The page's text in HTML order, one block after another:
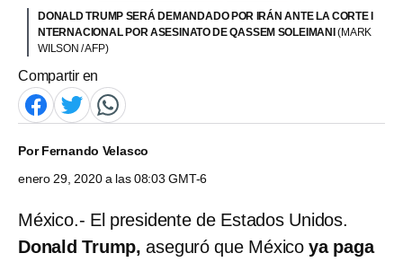
DONALD TRUMP SERÁ DEMANDADO POR IRÁN ANTE LA CORTE I
NTERNACIONAL POR ASESINATO DE QASSEM SOLEIMANI(MARK
WILSON / AFP)
Compartir en
PorFernando Velasco
enero 29, 2020 a las 08:03 GMT-6
México.- El presidente de Estados Unidos.
Donald Trump, aseguró que México ya paga